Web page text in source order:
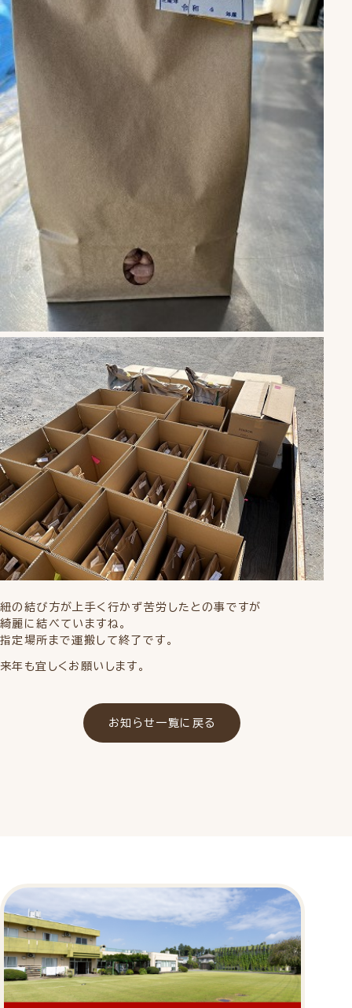
紐の結び方が上手く行かず苦労したとの事ですが
綺麗に結べていますね。
指定場所まで運搬して終了です。
来年も宜しくお願いします。
お知らせ一覧に戻る